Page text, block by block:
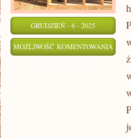
GRUDZIEŃ - 6 - 2025
MOŻLIWOŚĆ KOMENTOWANIA